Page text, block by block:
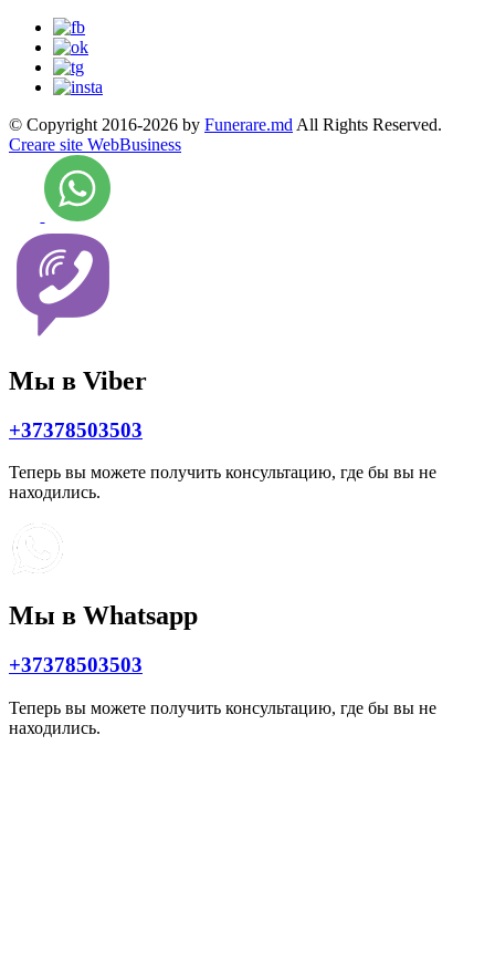
© Copyright 2016-2026 by Funerare.md All Rights Reserved.
Creare site WebBusiness
Мы в Viber
+37378503503
Теперь вы можете получить консультацию, где бы вы не
находились.
Мы в Whatsapp
+37378503503
Теперь вы можете получить консультацию, где бы вы не
находились.